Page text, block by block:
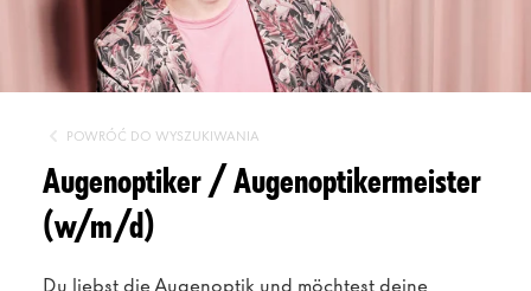
POWRÓĆ DO WYSZUKIWANIA
Augenoptiker / Augenoptikermeister
(w/m/d)
Du liebst die Augenoptik und möchtest deine